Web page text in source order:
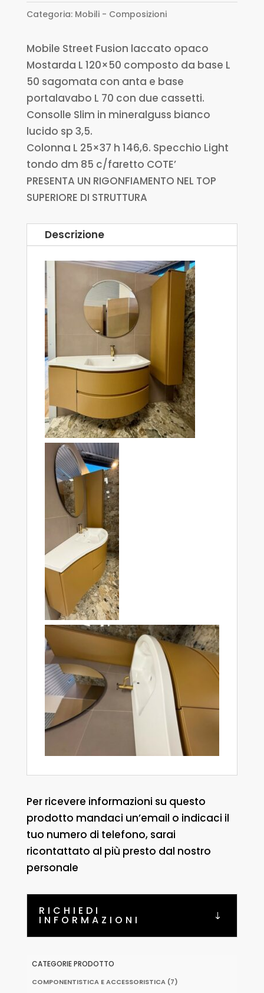
Categoria: Mobili - Composizioni
Mobile Street Fusion laccato opaco
Mostarda L 120×50 composto da base L
50 sagomata con anta e base
portalavabo L 70 con due cassetti.
Consolle Slim in mineralguss bianco
lucido sp 3,5.
Colonna L 25×37 h 146,6. Specchio Light
tondo dm 85 c/faretto COTE’
PRESENTA UN RIGONFIAMENTO NEL TOP
SUPERIORE DI STRUTTURA
Descrizione
Per ricevere informazioni su questo
prodotto mandaci un’email o indicaci il
tuo numero di telefono, sarai
ricontattato al più presto dal nostro
personale
RICHIEDI
INFORMAZIONI
CATEGORIE PRODOTTO
COMPONENTISTICA E ACCESSORISTICA (7)